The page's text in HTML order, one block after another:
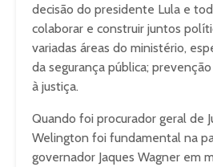
decisão do presidente Lula e
colaborar e construir juntos
variadas áreas do ministério,
da segurança pública;
à justiça.
Quando foi procurador geral de
Welington foi fundamental na
governador Jaques Wagner em